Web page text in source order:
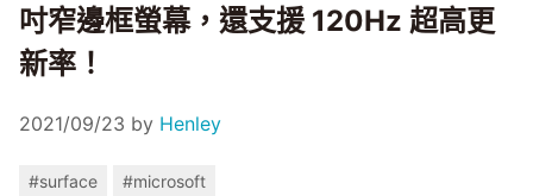
吋窄邊框螢幕，還支援 120Hz 超高更
新率！
2021/09/23 by Henley
#surface #microsoft